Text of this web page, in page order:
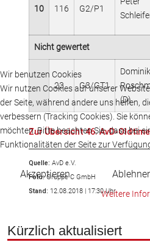
10 116 G2/P1
Nicht gewertet
23 G3/GT1
Dominik
(D)
Zur Übersicht 46. AvD-
Quelle: AvD e.V.
Foto:Gruppe C GmbH
Stand: 12.08.2018 | 17:30 Uhr
Kürzlich aktualisiert
Wir benutzen Cookies
Wir nutzen Cookies auf unserer
der Seite, während andere uns helfen,
verbessern (Tracking Cookies). Sie
möchten. Bitte beachten Sie, dass bei
Funktionalitäten der Seite zur
Akzeptieren
Weitere